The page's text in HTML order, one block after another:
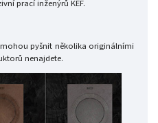
prací inženýrů KEF.
pyšnit několika originálními
nenajdete.